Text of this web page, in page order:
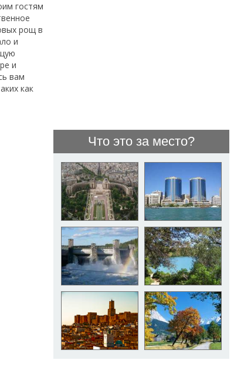
гостям
рощ в
и
и
вам
как
Что это за место?